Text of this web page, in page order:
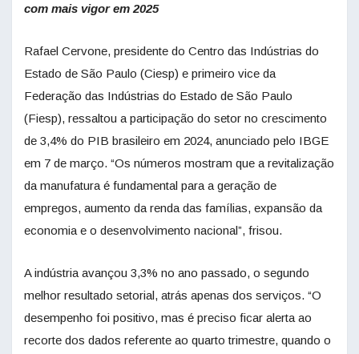
com mais vigor em 2025
Rafael Cervone, presidente do Centro das Indústrias do
Estado de São Paulo (Ciesp) e primeiro vice da
Federação das Indústrias do Estado de São Paulo
(Fiesp), ressaltou a participação do setor no crescimento
de 3,4% do PIB brasileiro em 2024, anunciado pelo IBGE
em 7 de março. “Os números mostram que a revitalização
da manufatura é fundamental para a geração de
empregos, aumento da renda das famílias, expansão da
economia e o desenvolvimento nacional”, frisou.
A indústria avançou 3,3% no ano passado, o segundo
melhor resultado setorial, atrás apenas dos serviços. “O
desempenho foi positivo, mas é preciso ficar alerta ao
recorte dos dados referente ao quarto trimestre, quando o